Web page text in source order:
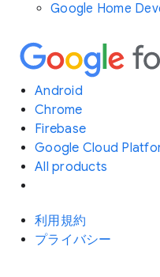
Google Home
Android
Chrome
Firebase
Google Cloud
All products
利用規約
プライバシー